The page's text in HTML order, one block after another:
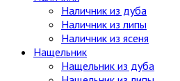
Наличник из дуба
Наличник из липы
Наличник из ясеня
Нащельник
Нащельник из дуба